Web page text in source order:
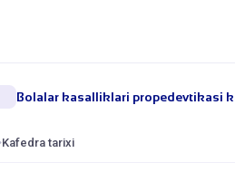
Bolalar kasalliklari propedevtikasi
Kafedra tarixi